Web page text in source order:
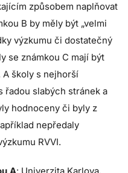
způsobem naplňovat
B by měly být „velmi
výzkumu či dostatečný
se známkou C mají být
A školy s nejhorší
řadou slabých stránek a
hodnoceny či byly z
nepředaly
RVVI.